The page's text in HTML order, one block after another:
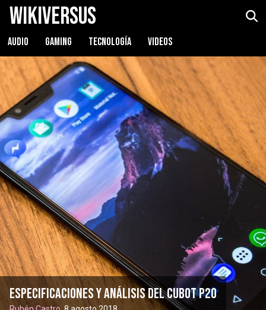
WikiVersus
AUDIO GAMING TECNOLOGÍA VIDEOS
Especificaciones y análisis del Cubot P20
Cubot P20 Ver precio